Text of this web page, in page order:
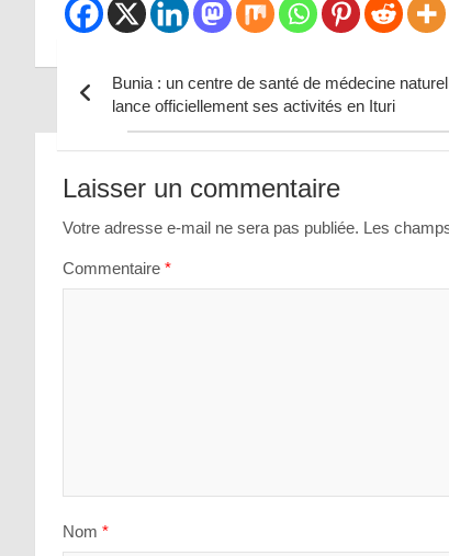
Navigation
de
l’article
Bunia : un centre de santé de médecine
lance officiellement ses activités en Ituri
Laisser un commentaire
Votre adresse e-mail ne sera pas publiée. Les
Commentaire *
Nom *